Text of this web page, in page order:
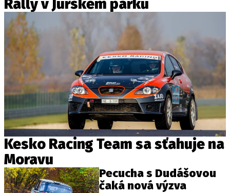
Rally v Jurském parku
Kesko Racing Team sa sťahuje na
Moravu
Pecucha s Dudášovou
čaká nová výzva